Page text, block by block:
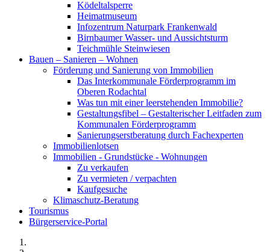
Ködeltalsperre
Heimatmuseum
Infozentrum Naturpark Frankenwald
Birnbaumer Wasser- und Aussichtsturm
Teichmühle Steinwiesen
Bauen – Sanieren – Wohnen
Förderung und Sanierung von Immobilien
Das Interkommunale Förderprogramm im
Oberen Rodachtal
Was tun mit einer leerstehenden Immobilie?
Gestaltungsfibel – Gestalterischer Leitfaden zum
Kommunalen Förderprogramm
Sanierungserstberatung durch Fachexperten
Immobilienlotsen
Immobilien - Grundstücke - Wohnungen
Zu verkaufen
Zu vermieten / verpachten
Kaufgesuche
Klimaschutz-Beratung
Tourismus
Bürgerservice-Portal